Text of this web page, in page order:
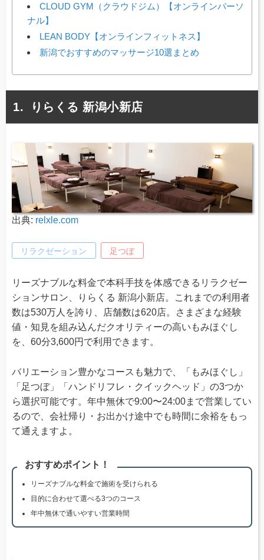
CLOUD GYM（クラウドジム）【オンラインパーソ
ナル】
LEAN BODY【オンラインフィットネス】
新潟でおすすめのマッサージ10選まとめ
りらくる 新潟小新店
出典: relxle.com
リラクゼーション 足つぼ
リーズナブルな料金で本科手技を体感できるリラクゼー
ションサロン、りらくる 新潟小新店。これまでの利用者
数は530万人を誇り、店舗数は620店。さまざまな経験
値・知見を組み込んだクオリティーの高いもみほぐし
を、60分3,600円で利用できます。
バリエーション豊かなコースも魅力で、「もみほぐし」
「足つぼ」「ハンドリフレ・クイックヘッド」の3つか
ら選択可能です。年中無休で9:00〜24:00まで営業してい
るので、会社帰り・お出かけ途中でも時間に余裕をもっ
て通えますよ。
おすすめポイント！
リーズナブルな料金で施術を受けられる
目的に合わせて選べる3つのコース
年中無休で通いやすい営業時間